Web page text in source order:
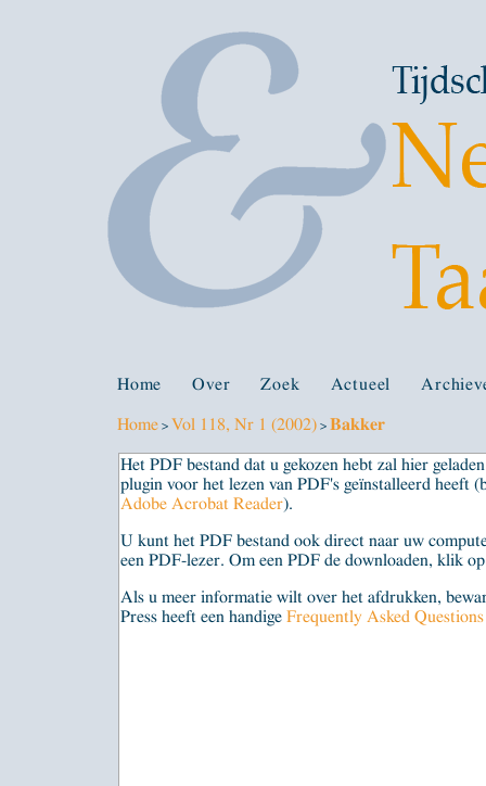
Home Over Zoek Actueel
Home > Vol 118, Nr 1 (2002) > Bakker
Het PDF bestand dat u gekozen hebt zal hier
plugin voor het lezen van PDF's geïnstalleerd heeft
Adobe Acrobat Reader).
U kunt het PDF bestand ook direct naar uw
een PDF-lezer. Om een PDF de downloaden, klik
Als u meer informatie wilt over het afdrukken,
Press heeft een handige Frequently Asked